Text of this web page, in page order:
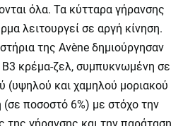
όλα. Τα κύτταρα γήρανσης
λειτουργεί σε αργή κίνηση.
της Avène δημιούργησαν
κρέμα-ζελ, συμπυκνωμένη σε
(υψηλού και χαμηλού μοριακού
(σε ποσοστό 6%) με στόχο την